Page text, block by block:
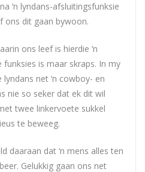
‘n lyndans-afsluitingsfunksie
ons dit gaan bywoon.
ons leef is hierdie ‘n
funksies is maar skraps. In my
net ‘n cowboy- en
nie so seker dat ek dit wil
twee linkervoete sukkel
te beweeg.
daaraan dat ‘n mens alles ten
Gelukkig gaan ons net